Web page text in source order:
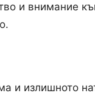
и внимание
и излишното